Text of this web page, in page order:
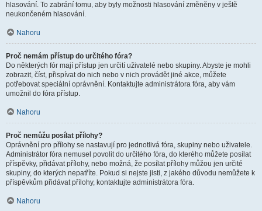
hlasování. To zabrání tomu, aby byly možnosti hlasování změněny v ještě
neukončeném hlasování.
Nahoru
Proč nemám přístup do určitého fóra?
Do některých fór mají přístup jen určití uživatelé nebo skupiny. Abyste je mohli
zobrazit, číst, přispívat do nich nebo v nich provádět jiné akce, můžete
potřebovat speciální oprávnění. Kontaktujte administrátora fóra, aby vám
umožnil do fóra přístup.
Nahoru
Proč nemůžu posílat přílohy?
Oprávnění pro přílohy se nastavují pro jednotlivá fóra, skupiny nebo uživatele.
Administrátor fóra nemusel povolit do určitého fóra, do kterého můžete posílat
příspěvky, přidávat přílohy, nebo možná, že posílat přílohy můžou jen určité
skupiny, do kterých nepatříte. Pokud si nejste jisti, z jakého důvodu nemůžete k
příspěvkům přidávat přílohy, kontaktujte administrátora fóra.
Nahoru